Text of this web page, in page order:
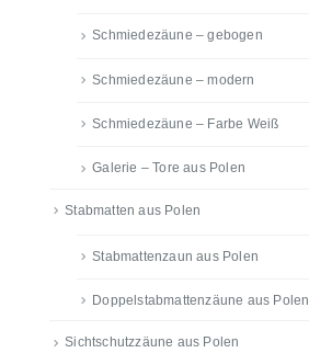
Schmiedezäune – gebogen
Schmiedezäune – modern
Schmiedezäune – Farbe Weiß
Galerie – Tore aus Polen
Stabmatten aus Polen
Stabmattenzaun aus Polen
Doppelstabmattenzäune aus Polen
Sichtschutzzäune aus Polen